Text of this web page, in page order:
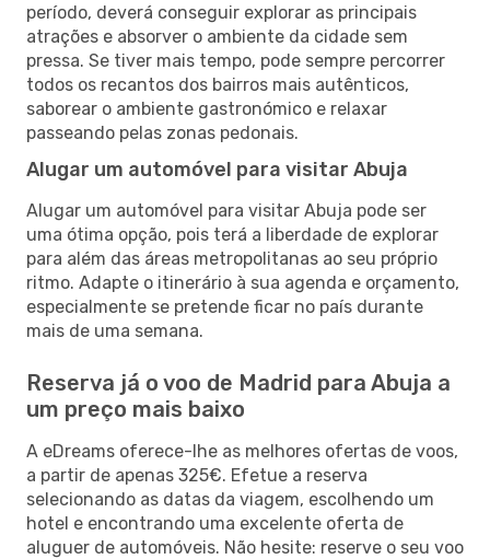
período, deverá conseguir explorar as principais
atrações e absorver o ambiente da cidade sem
pressa. Se tiver mais tempo, pode sempre percorrer
todos os recantos dos bairros mais autênticos,
saborear o ambiente gastronómico e relaxar
passeando pelas zonas pedonais.
Alugar um automóvel para visitar Abuja
Alugar um automóvel para visitar Abuja pode ser
uma ótima opção, pois terá a liberdade de explorar
para além das áreas metropolitanas ao seu próprio
ritmo. Adapte o itinerário à sua agenda e orçamento,
especialmente se pretende ficar no país durante
mais de uma semana.
Reserva já o voo de Madrid para Abuja a
um preço mais baixo
A eDreams oferece-lhe as melhores ofertas de voos,
a partir de apenas 325€. Efetue a reserva
selecionando as datas da viagem, escolhendo um
hotel e encontrando uma excelente oferta de
aluguer de automóveis. Não hesite: reserve o seu voo